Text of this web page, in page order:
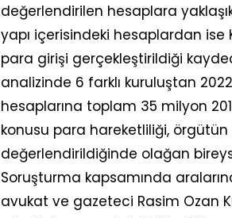
değerlendirilen hesaplara
yapı içerisindeki hesaplardan ise
para girişi gerçekleştirildiği
analizinde 6 farklı kuruluştan
hesaplarına toplam 35 milyon
konusu para hareketliliği,
değerlendirildiğinde olağan
Soruşturma kapsamında
avukat ve gazeteci Rasim Ozan